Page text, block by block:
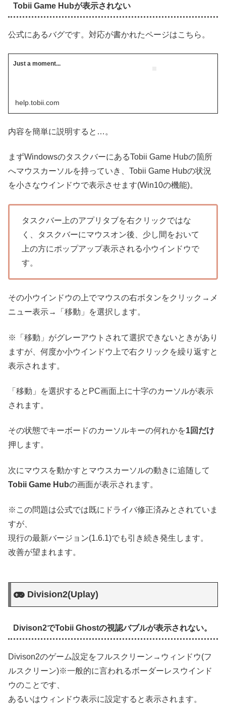
Tobii Game Hubが表示されない
公式にあるバグです。対応が書かれたページはこちら。
Just a moment...
help.tobii.com
内容を簡単に説明すると…。
まずWindowsのタスクバーにあるTobii Game Hubの箇所
へマウスカーソルを持っていき、Tobii Game Hubの状況
を小さなウインドウで表示させます(Win10の機能)。
タスクバー上のアプリタブを右クリックではな
く、タスクバーにマウスオン後、少し間をおいて
上の方にポップアップ表示される小ウインドウで
す。
その小ウインドウの上でマウスの右ボタンをクリック→メ
ニュー表示→「移動」を選択します。
※「移動」がグレーアウトされて選択できないときがあり
ますが、何度か小ウインドウ上で右クリックを繰り返すと
表示されます。
「移動」を選択するとPC画面上に十字のカーソルが表示
されます。
その状態でキーボードのカーソルキーの何れかを1回だけ
押します。
次にマウスを動かすとマウスカーソルの動きに追随して
Tobii Game Hubの画面が表示されます。
※この問題は公式では既にドライバ修正済みとされていま
すが、
現行の最新バージョン(1.6.1)でも引き続き発生します。
改善が望まれます。
Division2(Uplay)
Divison2でTobii Ghostの視認バブルが表示されない。
Divison2のゲーム設定をフルスクリーン→ウィンドウ(フ
ルスクリーン)※一般的に言われるボーダーレスウインド
ウのことです、
あるいはウィンドウ表示に設定すると表示されます。